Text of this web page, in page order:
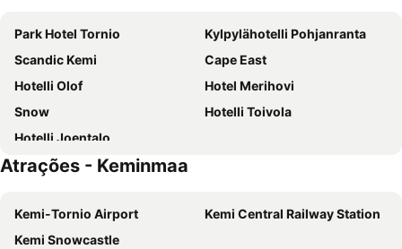
Park Hotel Tornio
Kylpylähotelli Pohjanranta
Scandic Kemi
Cape East
Hotelli Olof
Hotel Merihovi
Snow
Hotelli Toivola
Hotelli Joentalo
Atrações - Keminmaa
Kemi-Tornio Airport
Kemi Central Railway Station
Kemi Snowcastle